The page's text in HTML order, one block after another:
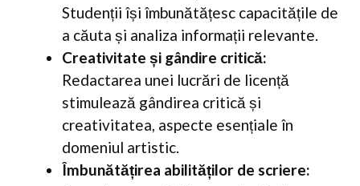
Studenții își îmbunătățesc capacitățile de
a căuta și analiza informații relevante.
Creativitate și gândire critică:
Redactarea unei lucrări de licență
stimulează gândirea critică și
creativitatea, aspecte esențiale în
domeniul artistic.
Îmbunătățirea abilităților de scriere: